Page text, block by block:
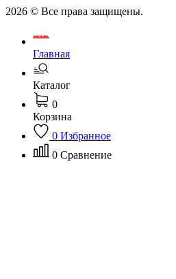
2026 © Все права защищены.
Главная
Каталог
0
Корзина
0 Избранное
0 Сравнение